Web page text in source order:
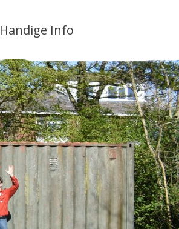
Handige Info